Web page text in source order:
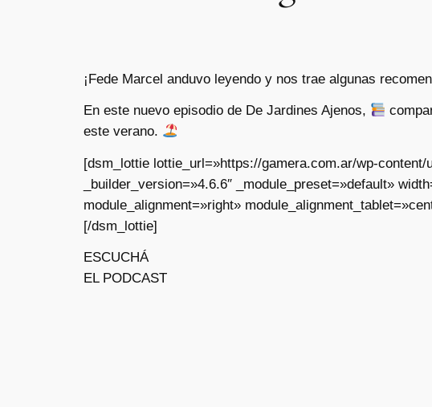
¡Fede Marcel anduvo leyendo y nos trae algunas
En este nuevo episodio de De Jardines Ajenos,
este verano.
[dsm_lottie lottie_url=»https://gamera.com.ar/wp-
_builder_version=»4.6.6″ _module_preset=»default»
module_alignment=»right»
[/dsm_lottie]
ESCUCHÁ
EL PODCAST